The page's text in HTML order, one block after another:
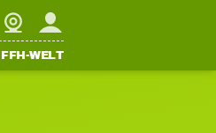
WebcamMein FFH
FFH-WELT